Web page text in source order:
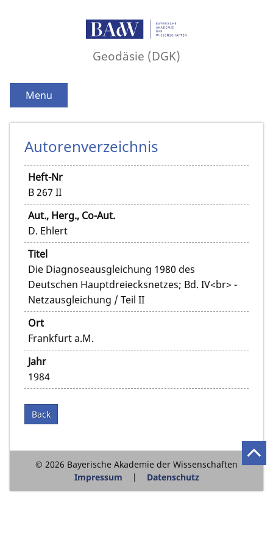
Geodäsie (DGK)
Menu
Autorenverzeichnis
Heft-Nr
B 267 II
Aut., Herg., Co-Aut.
D. Ehlert
Titel
Die Diagnoseausgleichung 1980 des
Deutschen Hauptdreiecksnetzes; Bd. IV<br> -
Netzausgleichung / Teil II
Ort
Frankfurt a.M.
Jahr
1984
Back
© 2026 Bayerische Akademie der Wissenschaften
Impressum
Datenschutz